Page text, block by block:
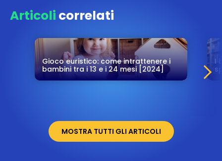
Articoli correlati
Gioco euristico: come intrattenere i
bambini tra i 13 e i 24 mesi [2024]
I
MOSTRA TUTTI GLI ARTICOLI